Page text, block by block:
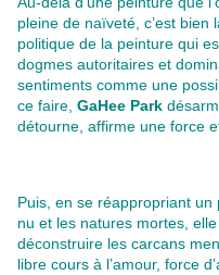
pleine de naïveté, c’est
politique de la peinture qui
dogmes autoritaires et
sentiments comme une
ce faire, GaHee Park
détourne, affirme une force
Puis, en se réappropriant un
nu et les natures mortes,
déconstruire les carcans
libre cours à l’amour, force